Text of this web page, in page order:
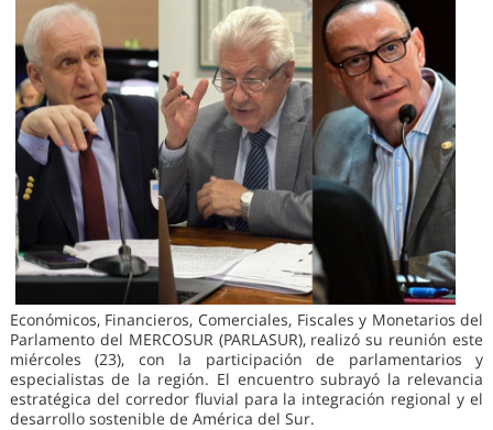
Económicos, Financieros, Comerciales, Fiscales y Monetarios del
Parlamento del MERCOSUR (PARLASUR), realizó su reunión este
miércoles (23), con la participación de parlamentarios y
especialistas de la región. El encuentro subrayó la relevancia
estratégica del corredor fluvial para la integración regional y el
desarrollo sostenible de América del Sur.